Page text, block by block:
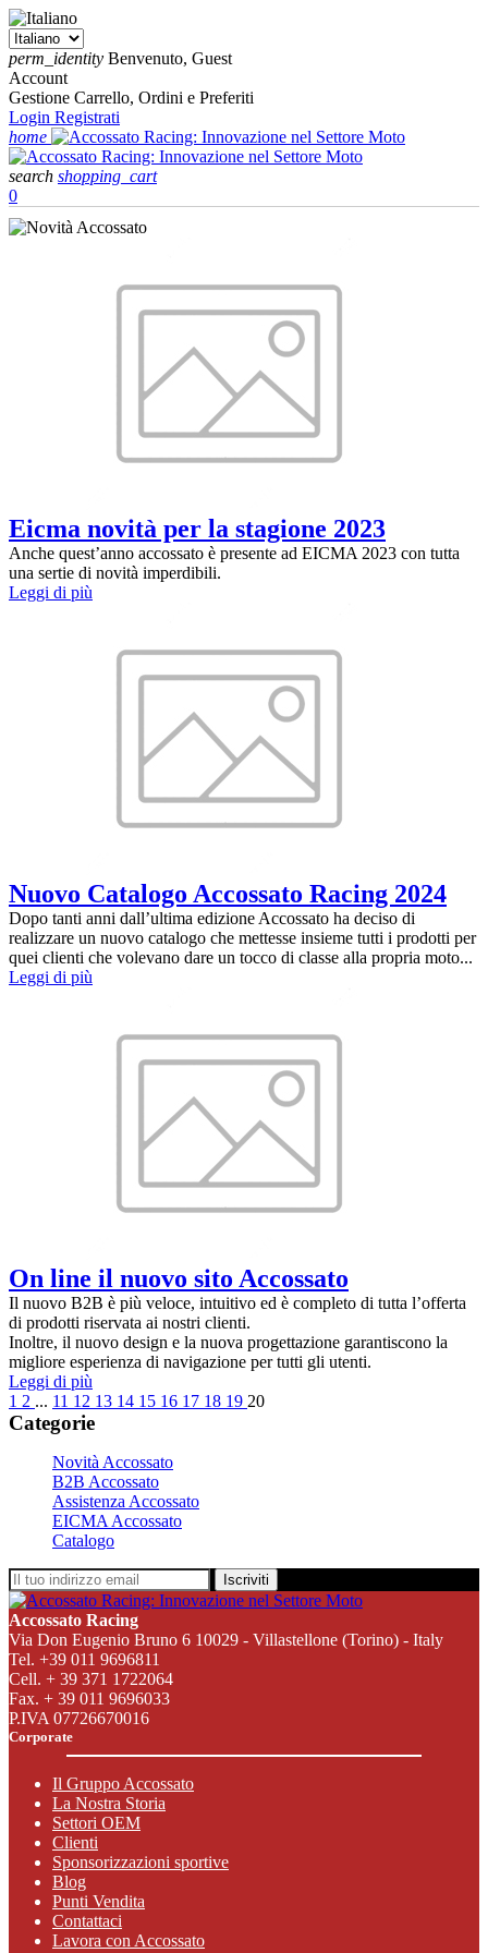
perm_identity Benvenuto, Guest
Account
Gestione Carrello, Ordini e Preferiti
Login Registrati
home
search shopping_cart
0
Eicma novità per la stagione 2023
Anche quest’anno accossato è presente ad EICMA 2023 con tutta
una sertie di novità imperdibili.
Leggi di più
Nuovo Catalogo Accossato Racing 2024
Dopo tanti anni dall’ultima edizione Accossato ha deciso di
realizzare un nuovo catalogo che mettesse insieme tutti i prodotti per
quei clienti che volevano dare un tocco di classe alla propria moto...
Leggi di più
On line il nuovo sito Accossato
Il nuovo B2B è più veloce, intuitivo ed è completo di tutta l’offerta
di prodotti riservata ai nostri clienti.
Inoltre, il nuovo design e la nuova progettazione garantiscono la
migliore esperienza di navigazione per tutti gli utenti.
Leggi di più
1 2 ... 11 12 13 14 15 16 17 18 19 20
Categorie
Novità Accossato
B2B Accossato
Assistenza Accossato
EICMA Accossato
Catalogo
Iscriviti
Accossato Racing
Via Don Eugenio Bruno 6 10029 - Villastellone (Torino) - Italy
Tel. +39 011 9696811
Cell. + 39 371 1722064
Fax. + 39 011 9696033
P.IVA 07726670016
Corporate
Il Gruppo Accossato
La Nostra Storia
Settori OEM
Clienti
Sponsorizzazioni sportive
Blog
Punti Vendita
Contattaci
Lavora con Accossato